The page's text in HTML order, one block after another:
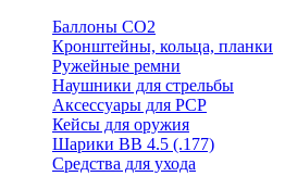
Баллоны СО2
Кронштейны, кольца, планки
Ружейные ремни
Наушники для стрельбы
Аксессуары для PCP
Кейсы для оружия
Шарики ВВ 4.5 (.177)
Средства для ухода